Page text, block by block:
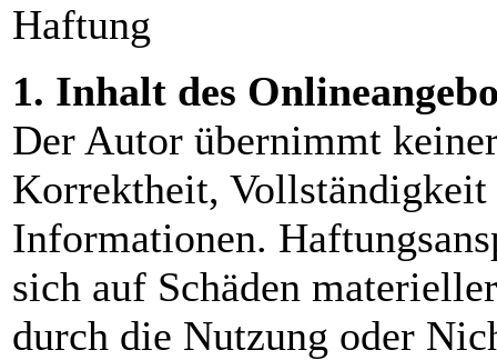
Haftung
1. Inhalt des
Der Autor übernimmt
Korrektheit,
Informationen.
sich auf Schäden
durch die Nutzung oder